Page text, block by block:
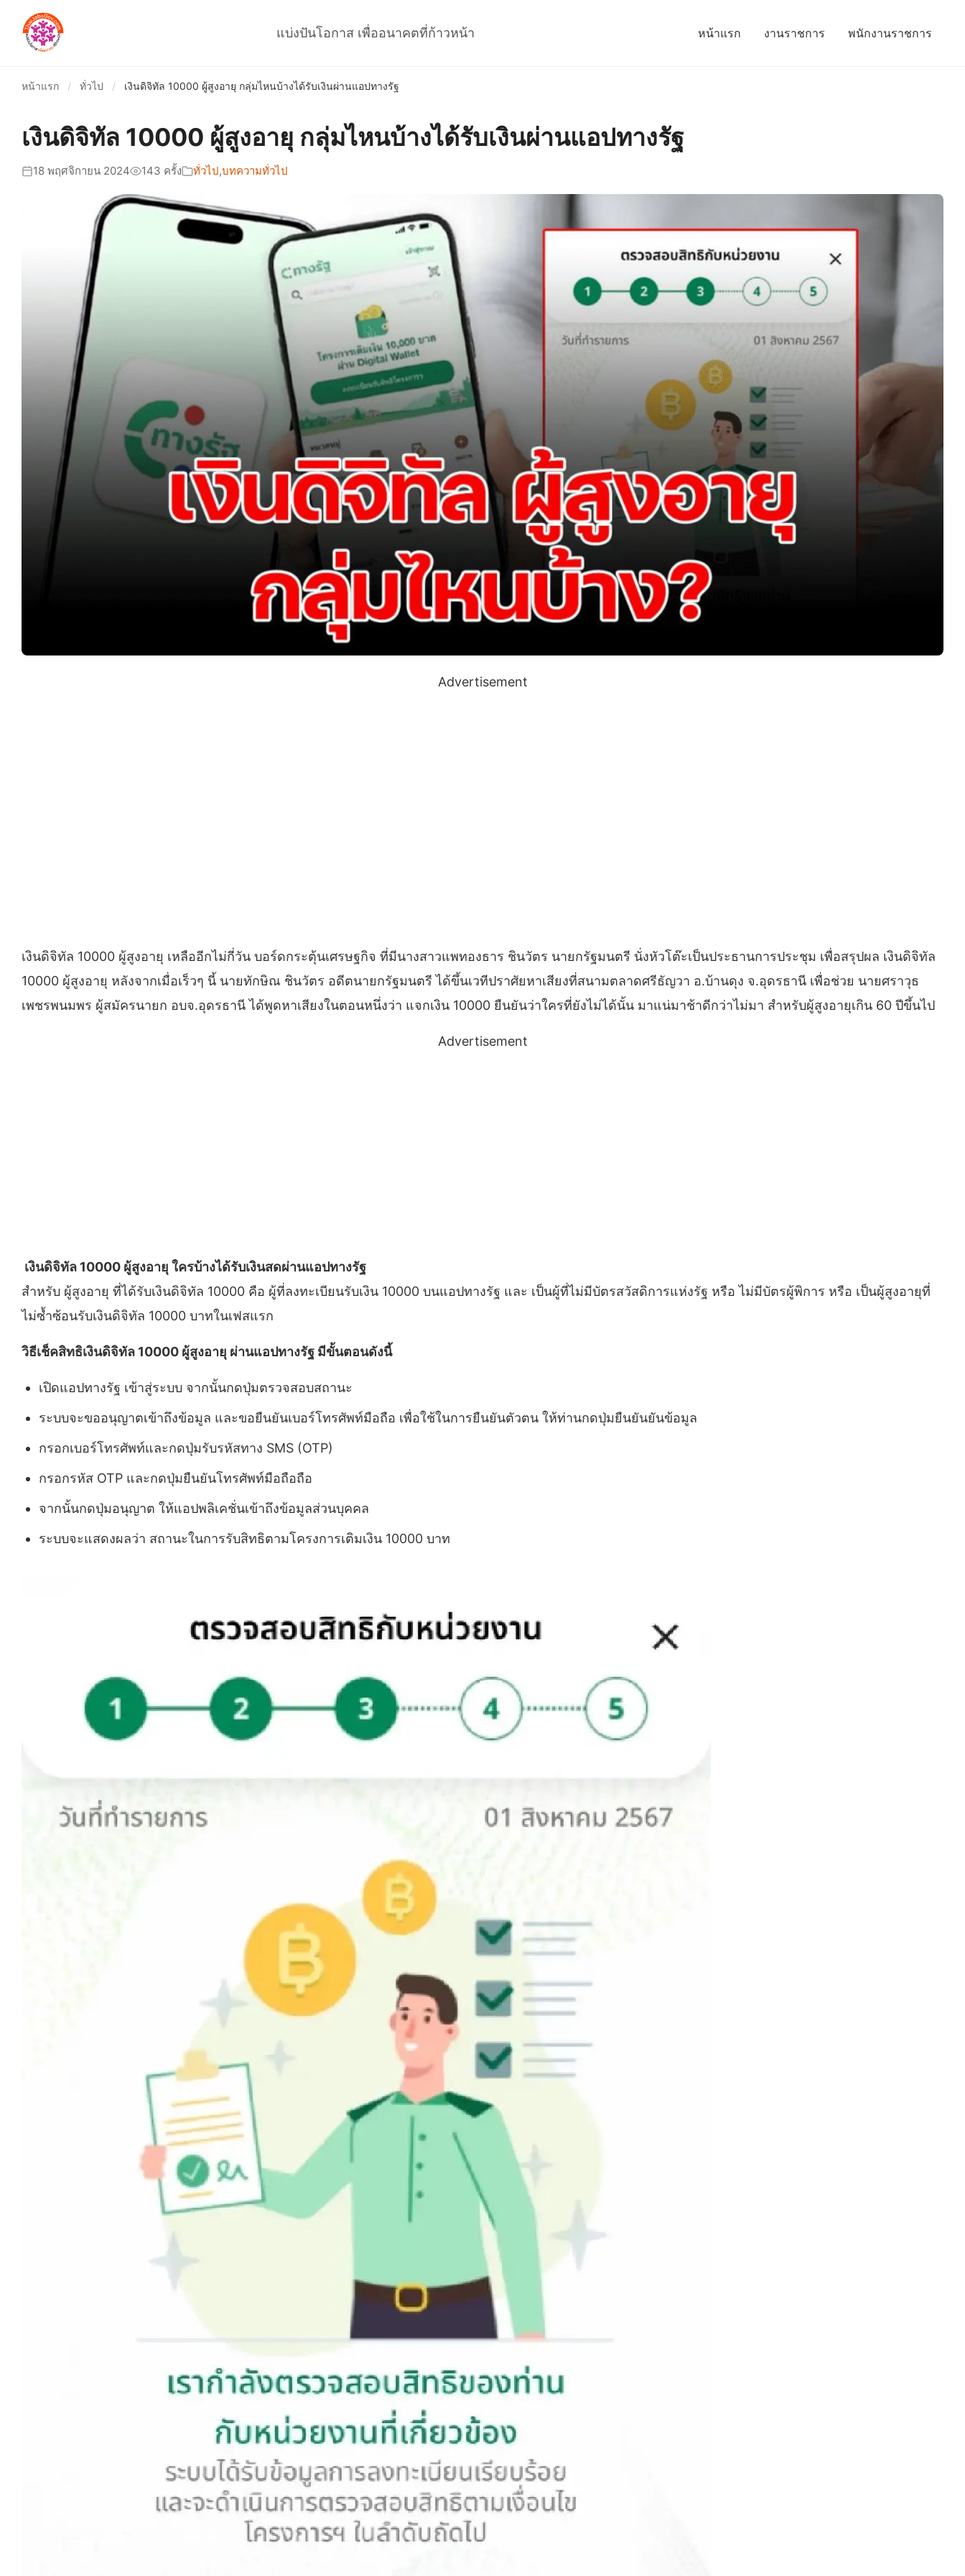
แบ่งปันโอกาส เพื่ออนาคตที่ก้าวหน้า หน้าแรก งานราชการ พนักงานราชการ
หน้าแรก / ทั่วไป / เงินดิจิทัล 10000 ผู้สูงอายุ กลุ่มไหนบ้างได้รับเงินผ่านแอปทางรัฐ
เงินดิจิทัล 10000 ผู้สูงอายุ กลุ่มไหนบ้างได้รับเงินผ่านแอปทางรัฐ
18 พฤศจิกายน 2024 143 ครั้ง ทั่วไป,บทความทั่วไป
Advertisement
เงินดิจิทัล 10000 ผู้สูงอายุ เหลืออีกไม่กี่วัน บอร์ดกระตุ้นเศรษฐกิจ ที่มีนางสาวแพทองธาร ชินวัตร นายกรัฐมนตรี นั่งหัวโต๊ะเป็นประธานการประชุม เพื่อสรุปผล เงินดิจิทัล
10000 ผู้สูงอายุ หลังจากเมื่อเร็วๆ นี้ นายทักษิณ ชินวัตร อดีตนายกรัฐมนตรี ได้ขึ้นเวทีปราศัยหาเสียงที่สนามตลาดศรีธัญวา อ.บ้านดุง จ.อุดรธานี เพื่อช่วย นายศราวุธ
เพชรพนมพร ผู้สมัครนายก อบจ.อุดรธานี ได้พูดหาเสียงในตอนหนึ่งว่า แจกเงิน 10000 ยืนยันว่าใครที่ยังไม่ได้นั้น มาแน่มาช้าดีกว่าไม่มา สำหรับผู้สูงอายุเกิน 60 ปีขึ้นไป
Advertisement
เงินดิจิทัล 10000 ผู้สูงอายุ ใครบ้างได้รับเงินสดผ่านแอปทางรัฐ
สำหรับ ผู้สูงอายุ ที่ได้รับเงินดิจิทัล 10000 คือ ผู้ที่ลงทะเบียนรับเงิน 10000 บนแอปทางรัฐ และ เป็นผู้ที่ไม่มีบัตรสวัสดิการแห่งรัฐ หรือ ไม่มีบัตรผู้พิการ หรือ เป็นผู้สูงอายุที่
ไม่ซ้ำซ้อนรับเงินดิจิทัล 10000 บาทในเฟสแรก
วิธีเช็คสิทธิเงินดิจิทัล 10000 ผู้สูงอายุ ผ่านแอปทางรัฐ มีขั้นตอนดังนี้
เปิดแอปทางรัฐ เข้าสู่ระบบ จากนั้นกดปุ่มตรวจสอบสถานะ
ระบบจะขออนุญาตเข้าถึงข้อมูล และขอยืนยันเบอร์โทรศัพท์มือถือ เพื่อใช้ในการยืนยันตัวตน ให้ท่านกดปุ่มยืนยันยันข้อมูล
กรอกเบอร์โทรศัพท์และกดปุ่มรับรหัสทาง SMS (OTP)
กรอกรหัส OTP และกดปุ่มยืนยันโทรศัพท์มือถือถือ
จากนั้นกดปุ่มอนุญาต ให้แอปพลิเคชั่นเข้าถึงข้อมูลส่วนบุคคล
ระบบจะแสดงผลว่า สถานะในการรับสิทธิตามโครงการเติมเงิน 10000 บาท